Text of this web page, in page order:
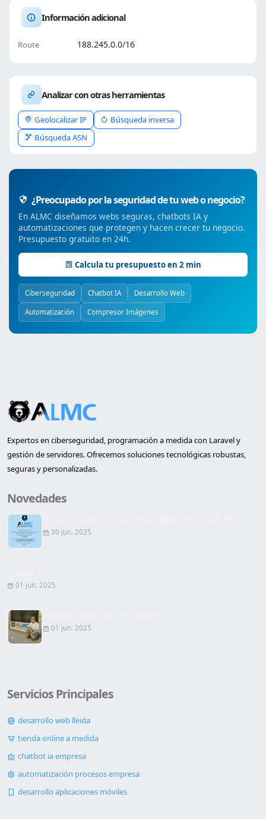
Información adicional
Route 188.245.0.0/16
Analizar con otras herramientas
Geolocalizar IP
Búsqueda inversa
Búsqueda ASN
¿Preocupado por la seguridad de tu web o negocio?
En ALMC diseñamos webs seguras, chatbots IA y
automatizaciones que protegen y hacen crecer tu negocio.
Presupuesto gratuito en 24h.
Calcula tu presupuesto en 2 min
Ciberseguridad Chatbot IA Desarrollo Web
Automatización Compresor Imágenes
Expertos en ciberseguridad, programación a medida con Laravel y
gestión de servidores. Ofrecemos soluciones tecnológicas robustas,
seguras y personalizadas.
Novedades
30 jun. 2025
01 jun. 2025
01 jun. 2025
Servicios Principales
desarrollo web lleida
tienda online a medida
chatbot ia empresa
automatización procesos empresa
desarrollo aplicaciones móviles